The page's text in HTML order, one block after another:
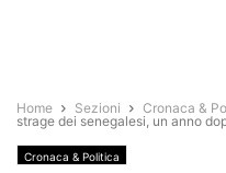
Home Sezioni Cronaca &
strage dei senegalesi, un anno
Cronaca & Politica